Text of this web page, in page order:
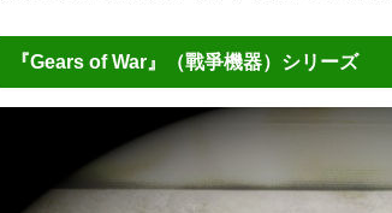
『Gears of War』（戰爭機器）シリーズ